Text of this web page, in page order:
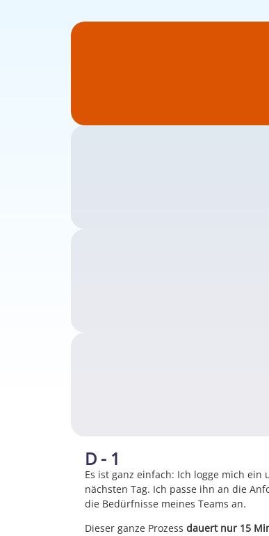
D - 1
Es ist ganz einfach: Ich logge mich
nächsten Tag. Ich passe ihn an die
die Bedürfnisse meines Teams an.
Dieser ganze Prozess dauert nur 15